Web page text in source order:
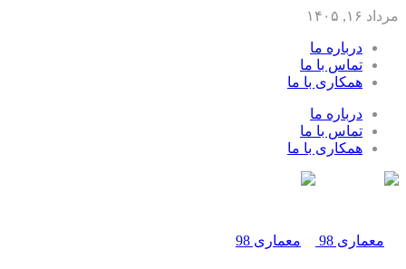
مرداد ۱۶, ۱۴۰۵
درباره ما
تماس با ما
همکاری با ما
درباره ما
تماس با ما
همکاری با ما